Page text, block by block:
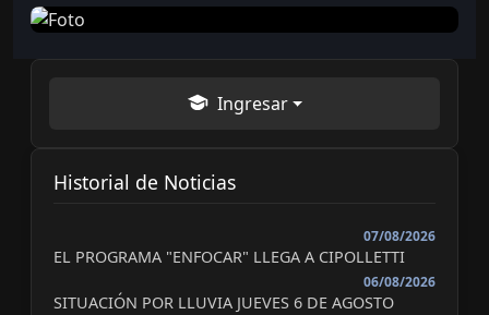
Ingresar
Historial de Noticias
07/08/2026
EL PROGRAMA "ENFOCAR" LLEGA A CIPOLLETTI
06/08/2026
SITUACIÓN POR LLUVIA JUEVES 6 DE AGOSTO